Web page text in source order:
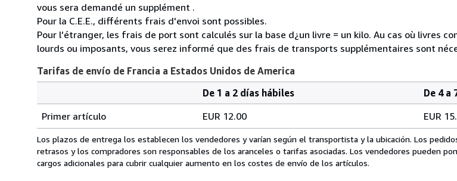
vous sera demandé un supplément .
Pour la C.E.E., différents frais d'envoi sont possibles.
Pour l'étranger, les frais de port sont calculés sur la base d¿un livre = un kilo. Au cas où livres
lourds ou imposants, vous serez informé que des frais de transports supplémentaires sont
Tarifas de envío de Francia a Estados Unidos de America
de
envío
de
Francia
pedido
De 1 a 2 días hábiles
De 4 a
Primer artículo
EUR 12.00 EUR
Los plazos de entrega los establecen los vendedores y varían según el transportista y la ubicación. Los
retrasos y los compradores son responsables de los aranceles o tarifas asociadas. Los vendedores pueden
cargos adicionales para cubrir cualquier aumento en los costes de envío de los artículos.